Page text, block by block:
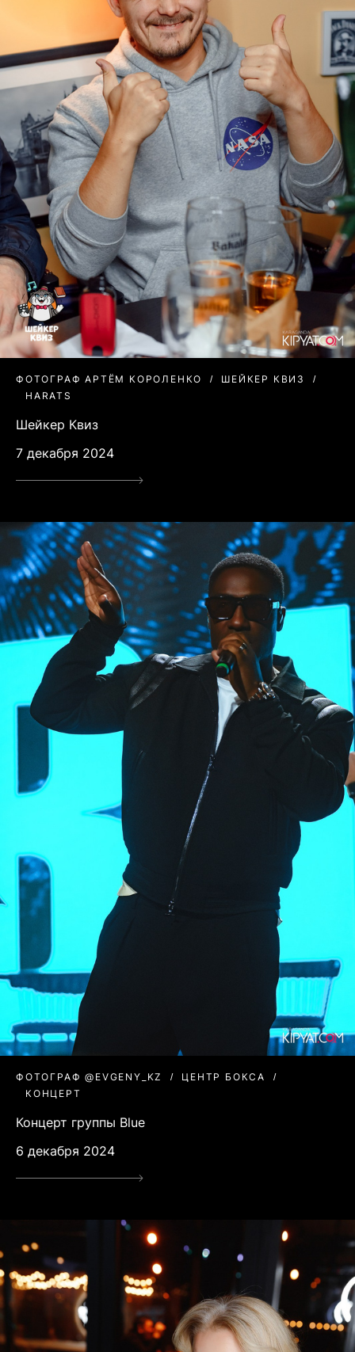
ФОТОГРАФ АРТЁМ КОРОЛЕНКО
ШЕЙКЕР КВИЗ
HARATS
Шейкер Квиз
7 декабря 2024
ФОТОГРАФ @EVGENY_KZ
ЦЕНТР БОКСА
КОНЦЕРТ
Концерт группы Blue
6 декабря 2024